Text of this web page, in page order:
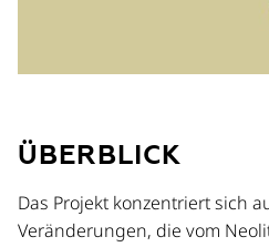
ÜBERBLICK
Das Projekt konzentriert sich
Veränderungen, die vom